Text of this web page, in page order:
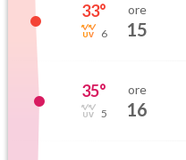
33°
6
ore
15
35°
5
ore
16